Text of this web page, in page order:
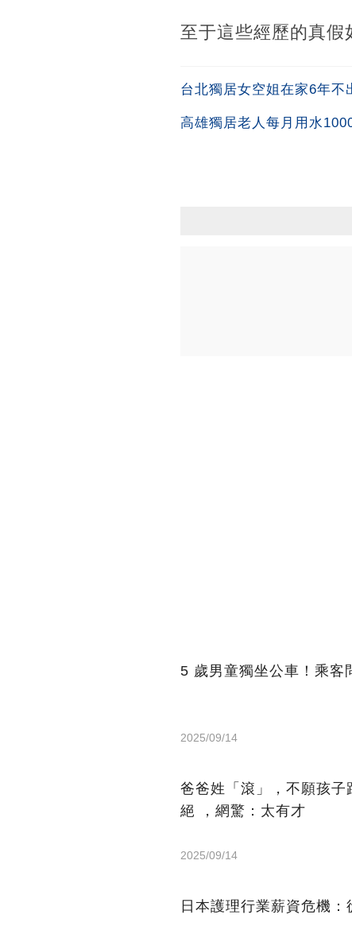
至于這些經歷的真假
台北獨居女空姐在家6年
高雄獨居老人每月用水
5 歲男童獨坐公車！乘客
2025/09/14
爸爸姓「滾」，不願孩子
絕 ，網驚：太有才
2025/09/14
日本護理行業薪資危機